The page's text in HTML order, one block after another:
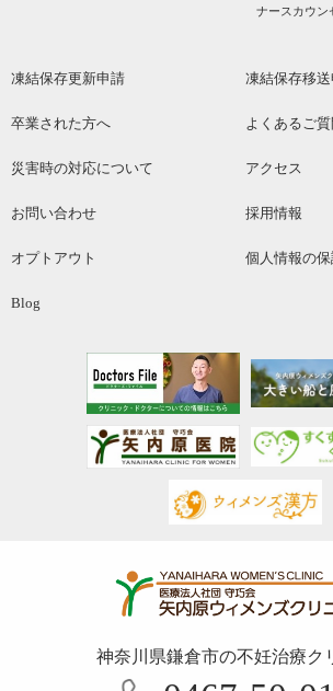
ナースカウン
凍結保存更新申請 凍結保存移
卒業された方へ よくあるご質
災害時の対応について アクセス
お問い合わせ 採用情報
オプトアウト 個人情報の
Blog
神奈川県鎌倉市の不妊治療ク